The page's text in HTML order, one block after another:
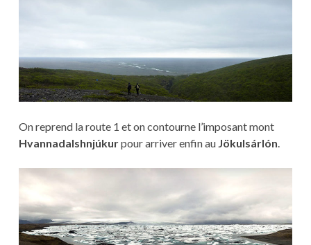
On reprend la route 1 et on contourne l’imposant mont
Hvannadalshnjúkurpour arriver enfin au Jökulsárlón.